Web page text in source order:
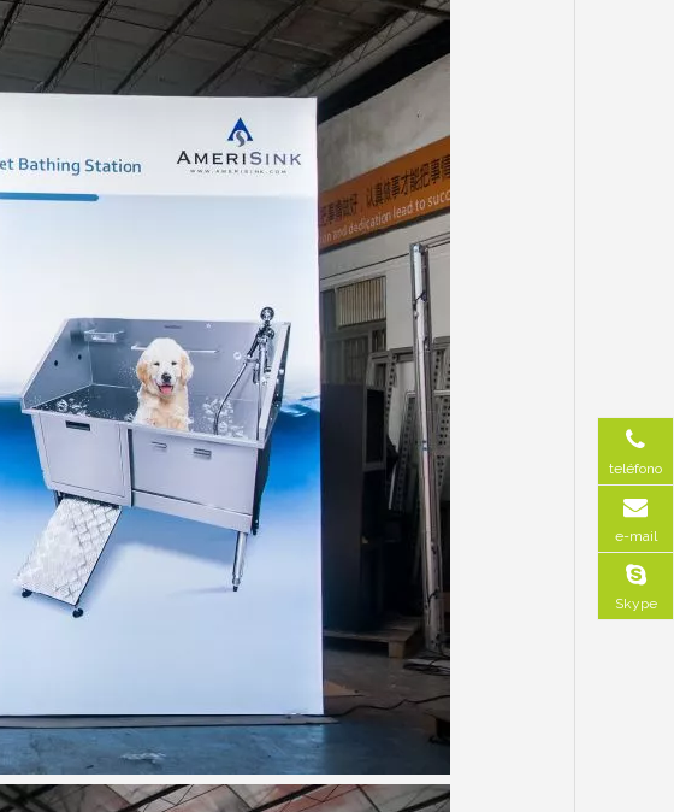
teléfono
e-mail
Skype